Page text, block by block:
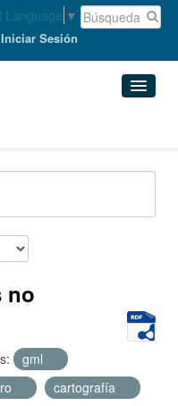
Language ▼
Iniciar Sesión
no
gml
cartografía